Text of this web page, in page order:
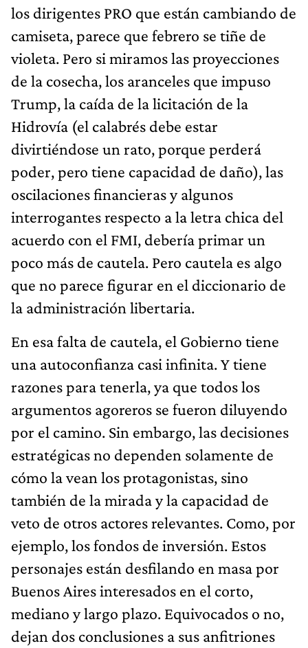
los dirigentes PRO que están cambiando de
camiseta, parece que febrero se tiñe de
violeta. Pero si miramos las proyecciones
de la cosecha, los aranceles que impuso
Trump, la caída de la licitación de la
Hidrovía (el calabrés debe estar
divirtiéndose un rato, porque perderá
poder, pero tiene capacidad de daño), las
oscilaciones financieras y algunos
interrogantes respecto a la letra chica del
acuerdo con el FMI, debería primar un
poco más de cautela. Pero cautela es algo
que no parece figurar en el diccionario de
la administración libertaria.
En esa falta de cautela, el Gobierno tiene
una autoconfianza casi infinita. Y tiene
razones para tenerla, ya que todos los
argumentos agoreros se fueron diluyendo
por el camino. Sin embargo, las decisiones
estratégicas no dependen solamente de
cómo la vean los protagonistas, sino
también de la mirada y la capacidad de
veto de otros actores relevantes. Como, por
ejemplo, los fondos de inversión. Estos
personajes están desfilando en masa por
Buenos Aires interesados en el corto,
mediano y largo plazo. Equivocados o no,
dejan dos conclusiones a sus anfitriones